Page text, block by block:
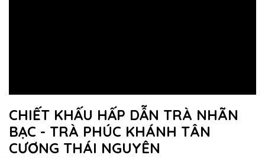
CHIẾT KHẤU HẤP DẪN TRÀ NHÃN
BẠC - TRÀ PHÚC KHÁNH TÂN
CƯƠNG THÁI NGUYÊN